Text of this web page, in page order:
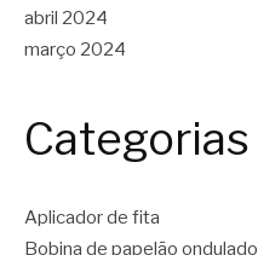
abril 2024
março 2024
Categorias
Aplicador de fita
Bobina de papelão ondulado